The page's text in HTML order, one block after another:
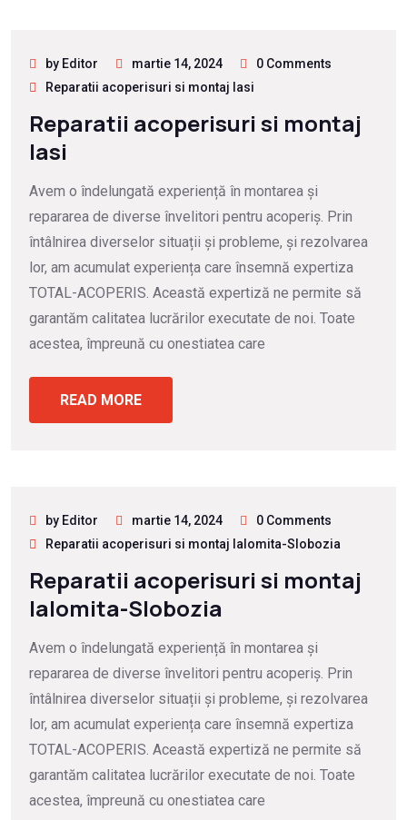
by Editor martie 14, 2024
0 Comments
Reparatii acoperisuri si montaj Iasi
Reparatii acoperisuri si montaj
Iasi
Avem o îndelungată experiență în montarea și
repararea de diverse învelitori pentru acoperiș. Prin
întâlnirea diverselor situații și probleme, și rezolvarea
lor, am acumulat experiența care însemnă expertiza
TOTAL-ACOPERIS. Această expertiză ne permite să
garantăm calitatea lucrărilor executate de noi. Toate
acestea, împreună cu onestiatea care
READ MORE
by Editor martie 14, 2024
0 Comments
Reparatii acoperisuri si montaj Ialomita-Slobozia
Reparatii acoperisuri si montaj
Ialomita-Slobozia
Avem o îndelungată experiență în montarea și
repararea de diverse învelitori pentru acoperiș. Prin
întâlnirea diverselor situații și probleme, și rezolvarea
lor, am acumulat experiența care însemnă expertiza
TOTAL-ACOPERIS. Această expertiză ne permite să
garantăm calitatea lucrărilor executate de noi. Toate
acestea, împreună cu onestiatea care